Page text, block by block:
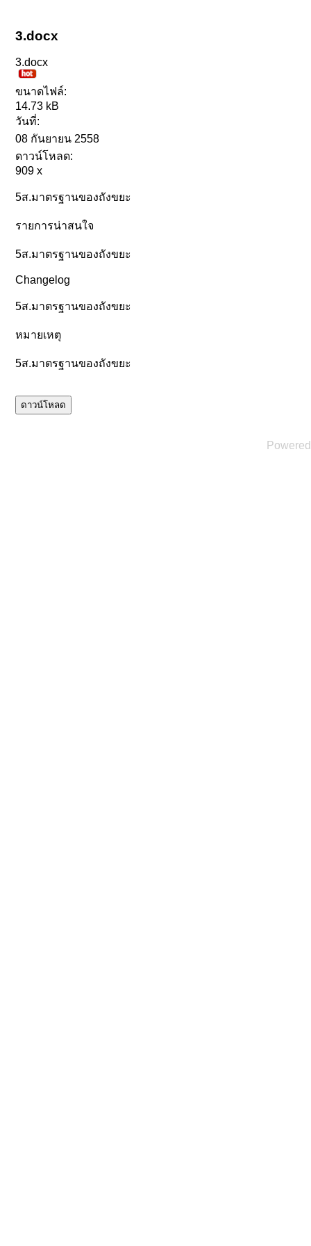
3.docx
3.docx
ขนาดไฟล์:
14.73 kB
วันที่:
08 กันยายน 2558
ดาวน์โหลด:
909 x
5ส.มาตรฐานของถังขยะ
รายการน่าสนใจ
5ส.มาตรฐานของถังขยะ
Changelog
5ส.มาตรฐานของถังขยะ
หมายเหตุ
5ส.มาตรฐานของถังขยะ